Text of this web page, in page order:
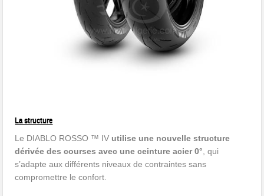
La structure
Le DIABLO ROSSO ™ IV utilise une nouvelle structure
dérivée des courses avec une ceinture acier 0° , qui
s’adapte aux différents niveaux de contraintes sans
compromettre le confort.